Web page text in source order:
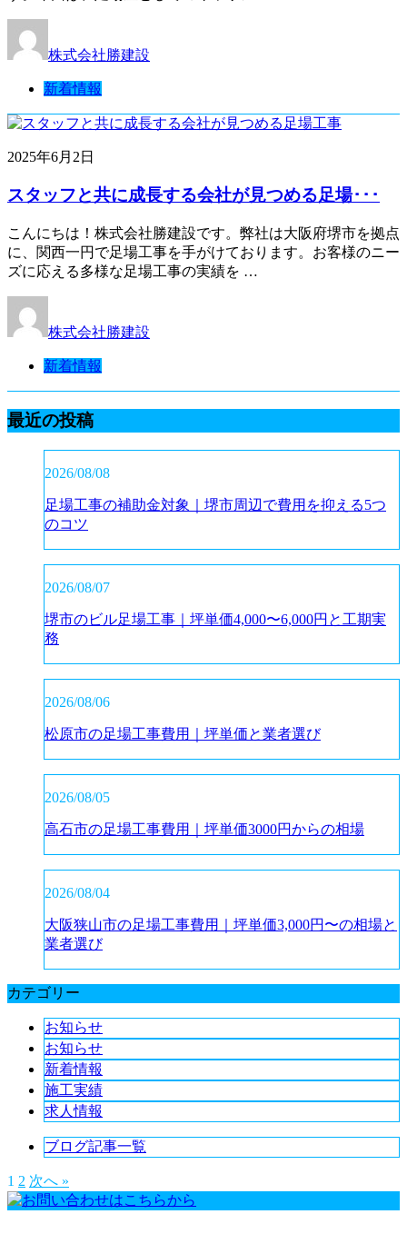
株式会社勝建設
新着情報
2025年6月2日
スタッフと共に成長する会社が見つめる足場･･･
こんにちは！株式会社勝建設です。弊社は大阪府堺市を拠点
に、関西一円で足場工事を手がけております。お客様のニー
ズに応える多様な足場工事の実績を …
株式会社勝建設
新着情報
最近の投稿
2026/08/08
足場工事の補助金対象｜堺市周辺で費用を抑える5つ
のコツ
2026/08/07
堺市のビル足場工事｜坪単価4,000〜6,000円と工期実
務
2026/08/06
松原市の足場工事費用｜坪単価と業者選び
2026/08/05
高石市の足場工事費用｜坪単価3000円からの相場
2026/08/04
大阪狭山市の足場工事費用｜坪単価3,000円〜の相場と
業者選び
カテゴリー
お知らせ
お知らせ
新着情報
施工実績
求人情報
ブログ記事一覧
1 2 次へ »